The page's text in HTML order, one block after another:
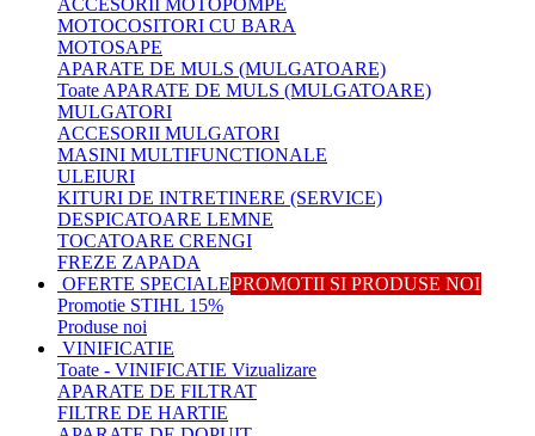
ACCESORII MOTOPOMPE
MOTOCOSITORI CU BARA
MOTOSAPE
APARATE DE MULS (MULGATOARE)
Toate APARATE DE MULS (MULGATOARE)
MULGATORI
ACCESORII MULGATORI
MASINI MULTIFUNCTIONALE
ULEIURI
KITURI DE INTRETINERE (SERVICE)
DESPICATOARE LEMNE
TOCATOARE CRENGI
FREZE ZAPADA
OFERTE SPECIALEPROMOTII SI PRODUSE NOI
Promotie STIHL 15%
Produse noi
VINIFICATIE
Toate - VINIFICATIE Vizualizare
APARATE DE FILTRAT
FILTRE DE HARTIE